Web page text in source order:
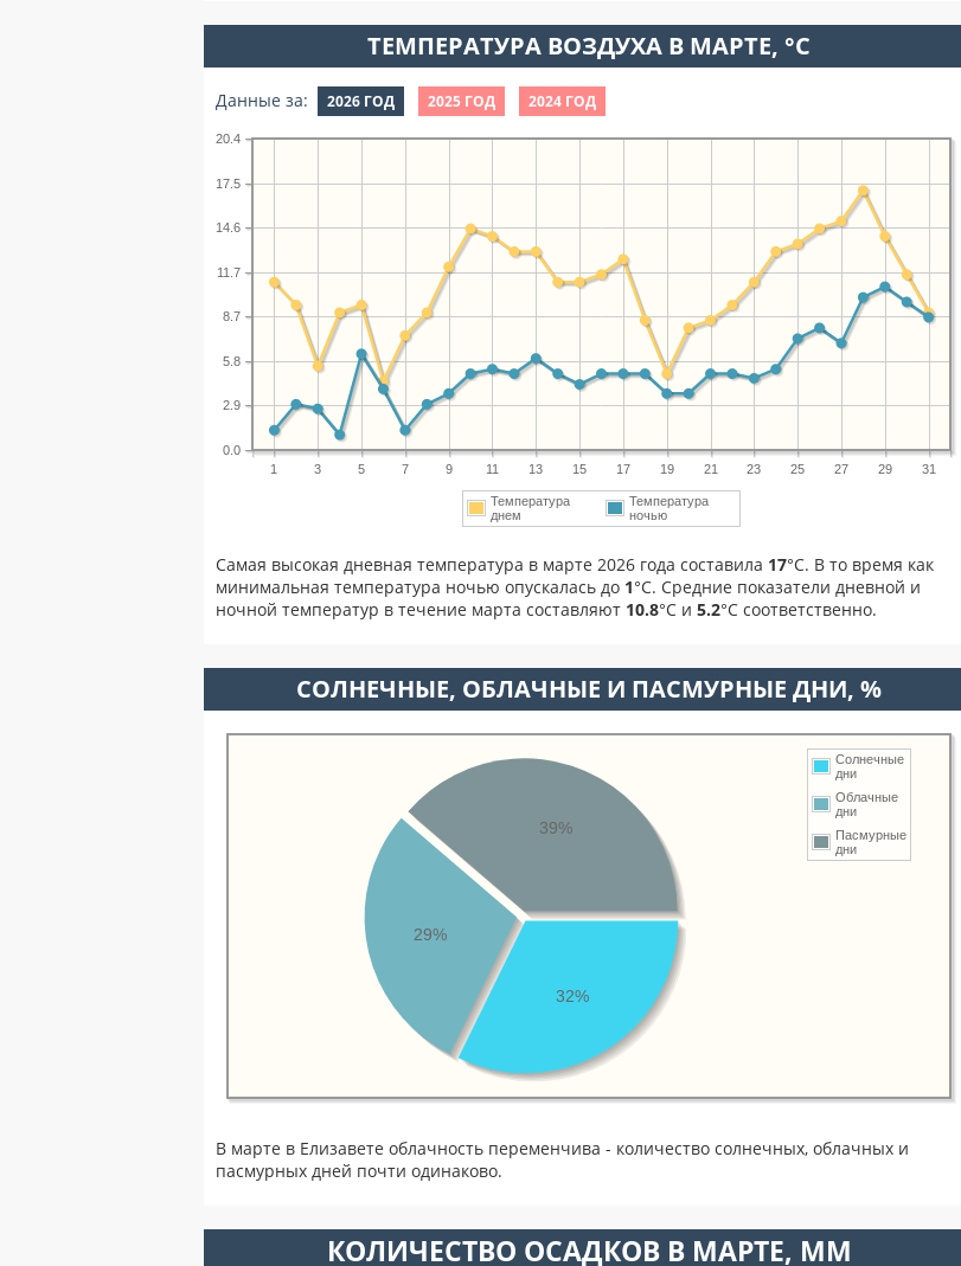
ТЕМПЕРАТУРА ВОЗДУХА В МАРТЕ, °C
Данные за: 2026 ГОД 2025 ГОД 2024 ГОД
1 3 5 7 9 11 13 15 17 19 21 23 25 27 29 31
0.0
2.9
5.8
8.7
11.7
14.6
17.5
20.4
Температура
днем
Температура
ночью
Самая высокая дневная температура в марте 2026 года составила 17°С. В то время как
минимальная температура ночью опускалась до 1°C. Средние показатели дневной и
ночной температур в течение марта составляют 10.8°С и 5.2°С соответственно.
CОЛНЕЧНЫЕ, ОБЛАЧНЫЕ И ПАСМУРНЫЕ ДНИ, %
Солнечные
дни
Облачные
дни
Пасмурные
дни
32%
29%
39%
В марте в Елизавете облачность переменчива - количество солнечных, облачных и
пасмурных дней почти одинаково.
КОЛИЧЕСТВО ОСАДКОВ В МАРТЕ, ММ